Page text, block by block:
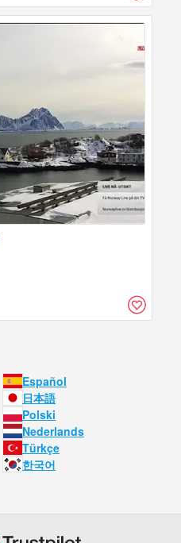
Español
日本語
Polski
Nederlands
Türkçe
한국어